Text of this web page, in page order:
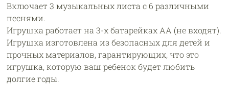
Включает 3 музыкальных листа с 6 различными
песнями.
Игрушка работает на 3-х батарейках AA (не входят).
Игрушка изготовлена из безопасных для детей и
прочных материалов, гарантирующих, что это
игрушка, которую ваш ребенок будет любить
долгие годы.